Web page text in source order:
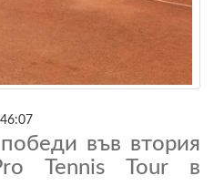
във втория
Tennis Tour в